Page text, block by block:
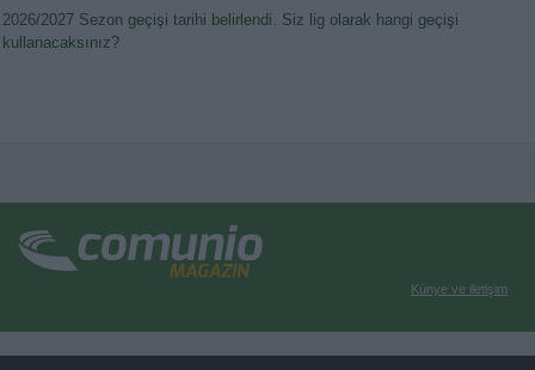
2026/2027 Sezon geçişi tarihi belirlendi. Siz lig olarak hangi geçişi
kullanacaksınız?
Künye ve iletişim